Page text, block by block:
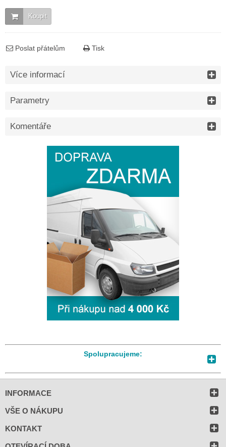
Koupit
Poslat přátelům Tisk
Více informací
Parametry
Komentáře
Spolupracujeme:
INFORMACE
VŠE O NÁKUPU
KONTAKT